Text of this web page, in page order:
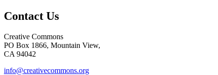
Contact Us
Creative Commons
PO Box 1866, Mountain View,
CA 94042
info@creativecommons.org